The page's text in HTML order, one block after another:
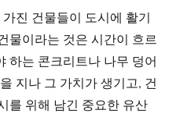
진 건물들이 도시에 활기
물이라는 것은 시간이 흐르
하는 콘크리트나 나무 덩어
지나 그 가치가 생기고, 건
를 위해 남긴 중요한 유산